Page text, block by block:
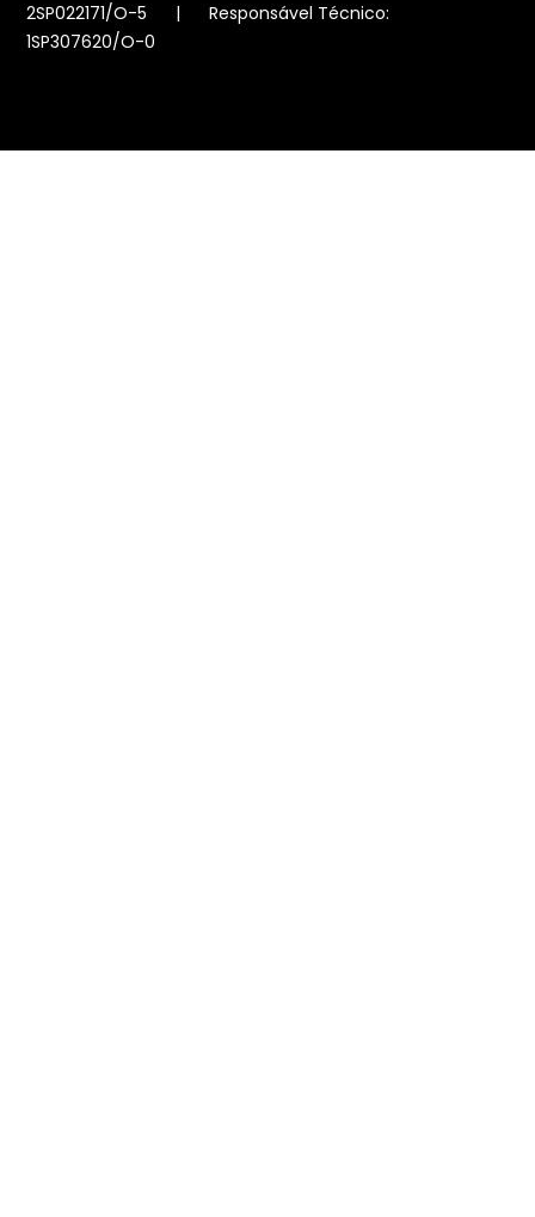
2SP022171/O-5 | Responsável Técnico:
1SP307620/O-0